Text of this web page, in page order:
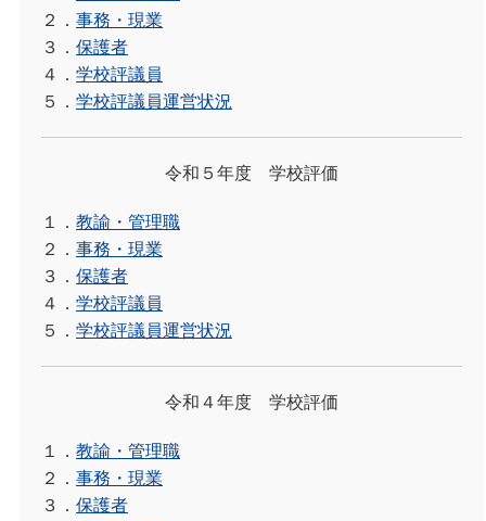
２． 事務・現業
３． 保護者
４． 学校評議員
５． 学校評議員運営状況
令和５年度 学校評価
１． 教諭・管理職
２． 事務・現業
３． 保護者
４． 学校評議員
５． 学校評議員運営状況
令和４年度 学校評価
１． 教諭・管理職
２． 事務・現業
３． 保護者